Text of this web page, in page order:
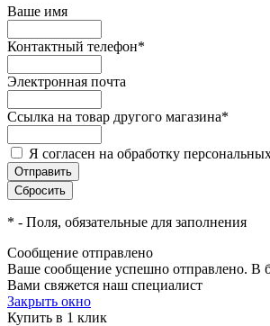
Ваше имя
Контактный телефон*
Электронная почта
Ссылка на товар другого магазина*
Я согласен на обработку
* - Поля, обязательные для заполнения
Сообщение отправлено
Ваше сообщение успешно отправлено. В
Вами свяжется наш специалист
Закрыть окно
Купить в 1 клик